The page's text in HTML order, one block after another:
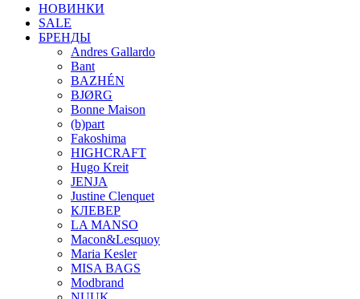
НОВИНКИ
SALE
БРЕНДЫ
Andres Gallardo
Bant
BAZHÉN
BJØRG
Bonne Maison
(b)part
Fakoshima
HIGHCRAFT
Hugo Kreit
JENJA
Justine Clenquet
КЛЕВЕР
LA MANSO
Macon&Lesquoy
Maria Kesler
MISA BAGS
Modbrand